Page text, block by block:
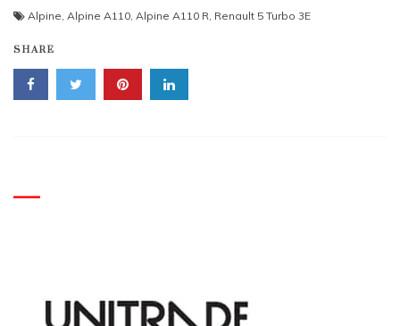
Alpine, Alpine A110, Alpine A110 R, Renault 5 Turbo 3E
SHARE